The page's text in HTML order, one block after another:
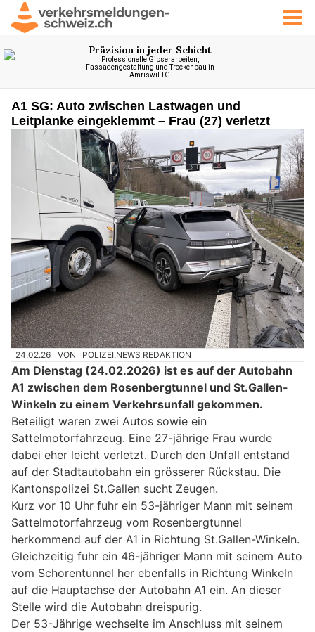
A1 SG: Auto zwischen Lastwagen und
Leitplanke eingeklemmt – Frau (27) verletzt
24.02.26 VON POLIZEI.NEWS REDAKTION
Am Dienstag (24.02.2026) ist es auf der Autobahn
A1 zwischen dem Rosenbergtunnel und St.Gallen-
Winkeln zu einem Verkehrsunfall gekommen.
Beteiligt waren zwei Autos sowie ein
Sattelmotorfahrzeug. Eine 27-jährige Frau wurde
dabei eher leicht verletzt. Durch den Unfall entstand
auf der Stadtautobahn ein grösserer Rückstau. Die
Kantonspolizei St.Gallen sucht Zeugen.
Kurz vor 10 Uhr fuhr ein 53-jähriger Mann mit seinem
Sattelmotorfahrzeug vom Rosenbergtunnel
herkommend auf der A1 in Richtung St.Gallen-Winkeln.
Gleichzeitig fuhr ein 46-jähriger Mann mit seinem Auto
vom Schorentunnel her ebenfalls in Richtung Winkeln
auf die Hauptachse der Autobahn A1 ein. An dieser
Stelle wird die Autobahn dreispurig.
Der 53-Jährige wechselte im Anschluss mit seinem